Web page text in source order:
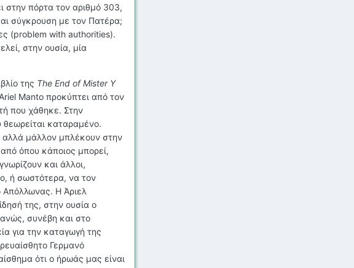
στην πόρτα τον αριθμό 303,
σύγκρουση με τον Πατέρα;
(problem with authorities).
στην ουσία, μία
της The End of Mister Y
Ariel Manto προκύπτει από τον
που χάθηκε. Στην
καταραμένο.
αλλά μάλλον μπλέκουν στην
όπου κάποιος μπορεί,
και άλλοι,
ή σωστότερα, να τον
Απόλλωνας. Η Άριελ
της, στην ουσία ο
συνέβη και στο
για την καταγωγή της
Γερμανό
ότι ο ήρωάς μας είναι